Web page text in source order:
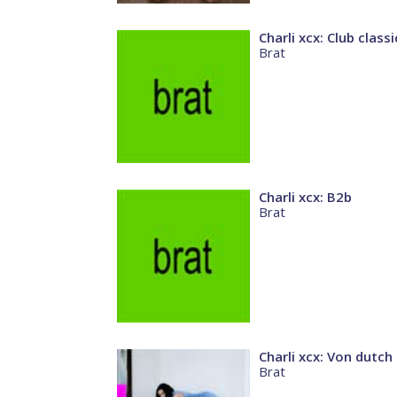
Charli xcx: Club
Brat
Charli xcx: B2b
Brat
Charli xcx: Von dutch
Brat